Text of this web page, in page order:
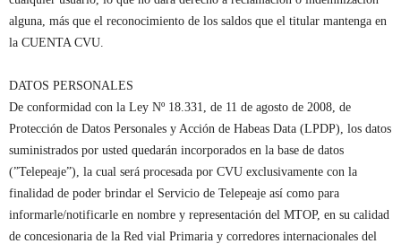
alguna, más que el reconocimiento de los saldos que el titular mantenga en
la CUENTA CVU.
DATOS PERSONALES
De conformidad con la Ley Nº 18.331, de 11 de agosto de 2008, de
Protección de Datos Personales y Acción de Habeas Data (LPDP), los datos
suministrados por usted quedarán incorporados en la base de datos
(”Telepeaje”), la cual será procesada por CVU exclusivamente con la
finalidad de poder brindar el Servicio de Telepeaje así como para
informarle/notificarle en nombre y representación del MTOP, en su calidad
de concesionaria de la Red vial Primaria y corredores internacionales del